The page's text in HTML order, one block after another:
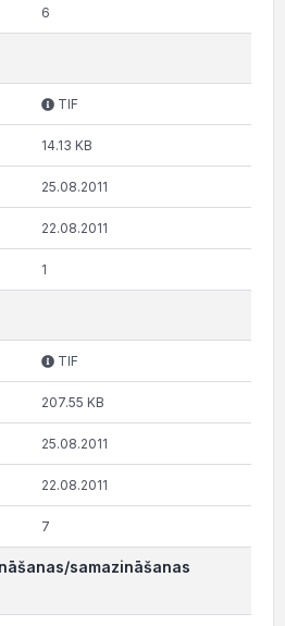
6
TIF
14.13 KB
25.08.2011
22.08.2011
1
TIF
207.55 KB
25.08.2011
22.08.2011
7
samazināšanas